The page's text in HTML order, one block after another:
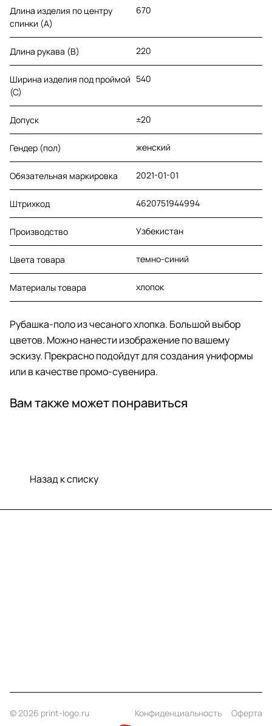
Длина изделия по центру
спинки (A)
670
Длина рукава (B) 220
Ширина изделия под проймой
(С)
540
Допуск ±20
Гендер (пол) женский
Обязательная маркировка 2021-01-01
Штрихкод 4620751944994
Производство Узбекистан
Цвета товара темно-синий
Материалы товара хлопок
Рубашка-поло из чесаного хлопка. Большой выбор
цветов. Можно нанести изображение по вашему
эскизу. Прекрасно подойдут для создания униформы
или в качестве промо-сувенира.
Вам также может понравиться
Назад к списку
© 2026 print-logo.ru Конфиденциальность
Оферта